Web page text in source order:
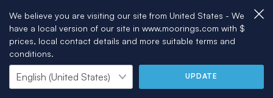
We believe you are visiting our site from United States - We
have a local version of our site in www.moorings.com with $
prices, local contact details and more suitable terms and
conditions.
UPDATE